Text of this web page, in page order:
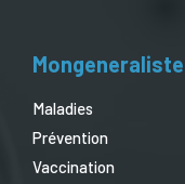
Maladies
Prévention
Vaccination